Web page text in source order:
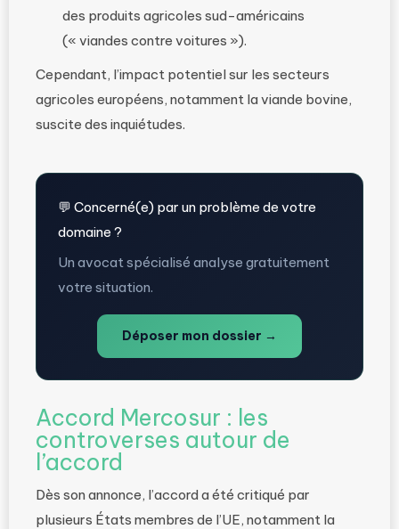
des produits agricoles sud-américains
(« viandes contre voitures »).
Cependant, l’impact potentiel sur les secteurs
agricoles européens, notamment la viande bovine,
suscite des inquiétudes.
💬 Concerné(e) par un problème de votre
domaine ?
Un avocat spécialisé analyse gratuitement
votre situation.
Déposer mon dossier →
Accord Mercosur : les
controverses autour de
l’accord
Dès son annonce, l’accord a été critiqué par
plusieurs États membres de l’UE, notamment la